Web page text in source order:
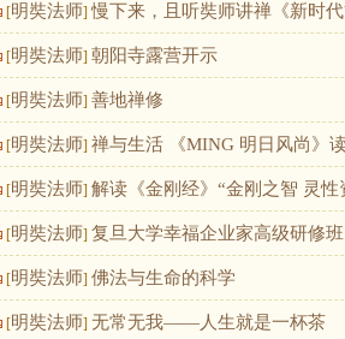
[明奘法师]慢下来，且听奘师讲禅《新时
[明奘法师] 朝阳寺露营开示
[明奘法师] 善地禅修
[明奘法师] 禅与生活 《MING 明日风尚》
[明奘法师] 解读《金刚经》“金刚之智 灵性
[明奘法师] 复旦大学幸福企业家高级研修
[明奘法师] 佛法与生命的科学
[明奘法师] 无常无我——人生就是一杯茶